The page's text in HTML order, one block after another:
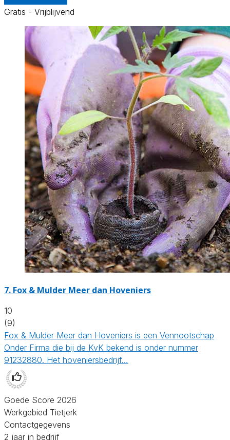
Gratis - Vrijblijvend
7. Fox & Mulder Meer dan Hoveniers
10
(9)
Fox & Mulder Meer dan Hoveniers is een Vennootschap
Onder Firma die bij de KvK bekend is onder nummer
91232880. Het hoveniersbedrijf…
Goede Score 2026
Werkgebied Tietjerk
Contactgegevens
2 jaar in bedrijf